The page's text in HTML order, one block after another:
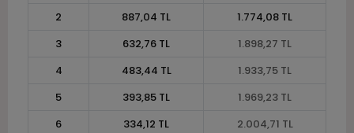
2
887,04 TL
1.774,08 TL
3
632,76 TL
1.898,27 TL
4
483,44 TL
1.933,75 TL
5
393,85 TL
1.969,23 TL
6
334,12 TL
2.004,71 TL